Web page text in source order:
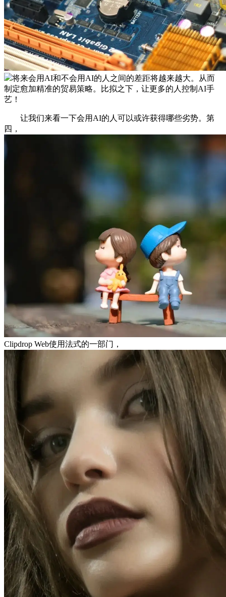
将来会用AI和不会用AI的人之间的差距将越来越大。从而
制定愈加精准的贸易策略。比拟之下，让更多的人控制AI手
艺！
让我们来看一下会用AI的人可以或许获得哪些劣势。第
四，
Clipdrop Web使用法式的一部门，